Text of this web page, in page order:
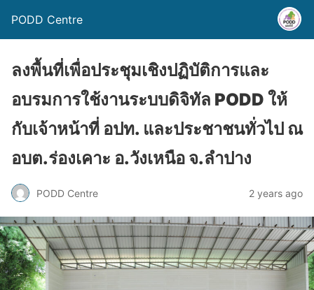
PODD Centre
ลงพื้นที่เพื่อประชุมเชิงปฏิบัติการและ
อบรมการใช้งานระบบดิจิทัล PODD ให้
กับเจ้าหน้าที่ อปท. และประชาชนทั่วไป ณ
อบต.ร่องเคาะ อ.วังเหนือ จ.ลำปาง
PODD Centre 2 years ago